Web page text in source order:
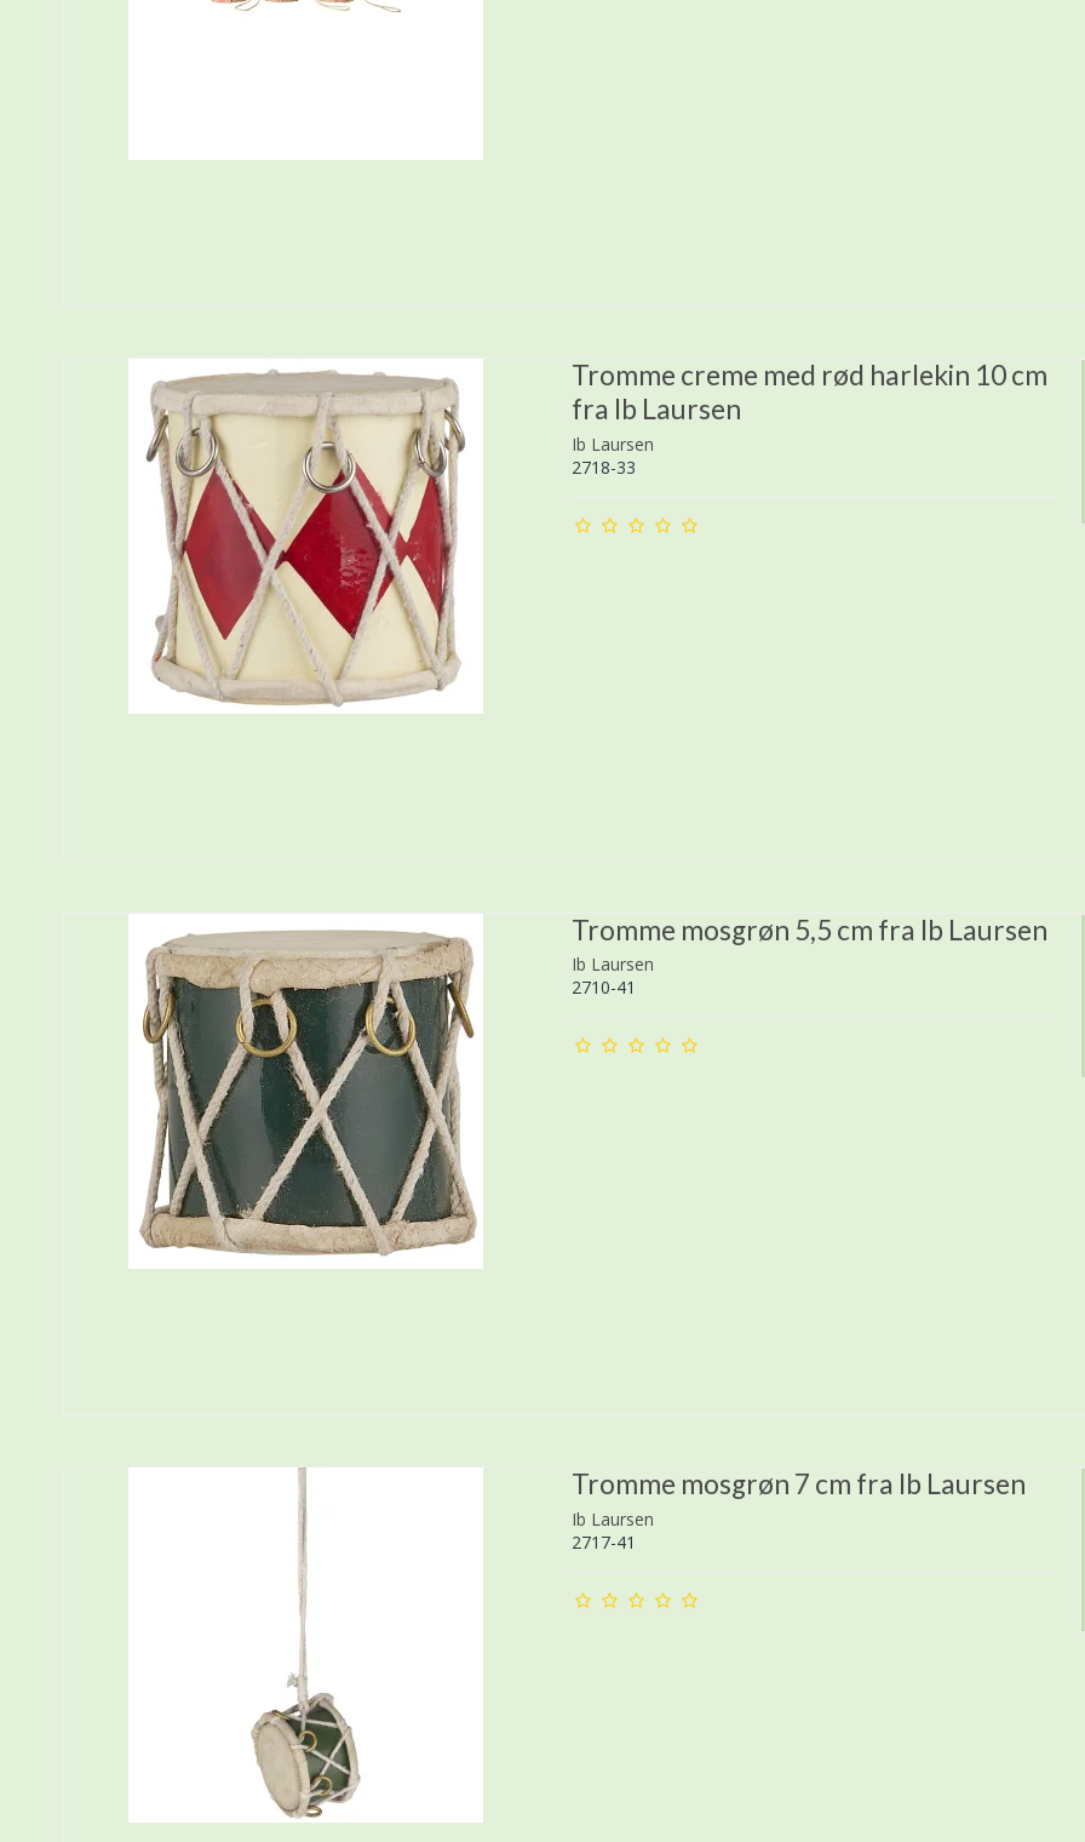
Tromme creme med rød harlekin 10 cm
fra Ib Laursen
Ib Laursen
2718-33
Tromme mosgrøn 5,5 cm fra Ib Laursen
Ib Laursen
2710-41
Tromme mosgrøn 7 cm fra Ib Laursen
Ib Laursen
2717-41